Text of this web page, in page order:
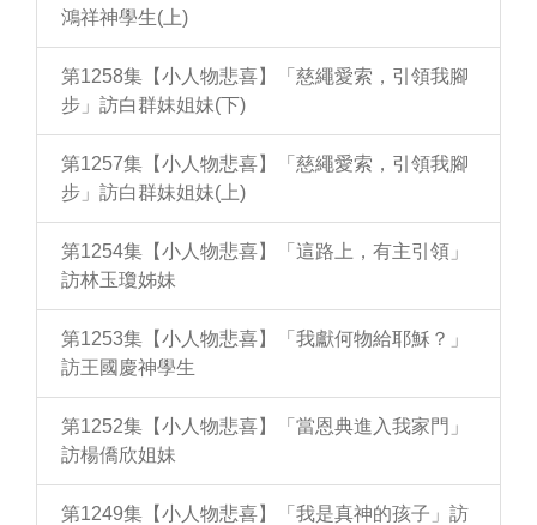
鴻祥神學生(上)
第1258集【小人物悲喜】「慈繩愛索，引領我腳
步」訪白群妹姐妹(下)
第1257集【小人物悲喜】「慈繩愛索，引領我腳
步」訪白群妹姐妹(上)
第1254集【小人物悲喜】「這路上，有主引領」
訪林玉瓊姊妹
第1253集【小人物悲喜】「我獻何物給耶穌？」
訪王國慶神學生
第1252集【小人物悲喜】「當恩典進入我家門」
訪楊僑欣姐妹
第1249集【小人物悲喜】「我是真神的孩子」訪